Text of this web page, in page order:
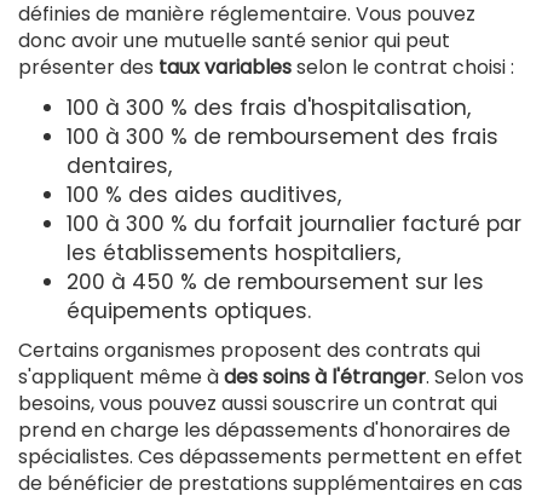
définies de manière réglementaire. Vous pouvez
donc avoir une mutuelle santé senior qui peut
présenter des taux variablesselon le contrat choisi :
100 à 300 % des frais d'hospitalisation,
100 à 300 % de remboursement des frais
dentaires,
100 % des aides auditives,
100 à 300 % du forfait journalier facturé par
les établissements hospitaliers,
200 à 450 % de remboursement sur les
équipements optiques.
Certains organismes proposent des contrats qui
s'appliquent même àdes soins à l'étranger. Selon vos
besoins, vous pouvez aussi souscrire un contrat qui
prend en charge les dépassements d'honoraires de
spécialistes. Ces dépassements permettent en effet
de bénéficier de prestations supplémentaires en cas